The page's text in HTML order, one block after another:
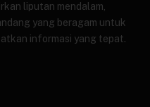
liputan mendalam,
yang beragam untuk
informasi yang tepat.